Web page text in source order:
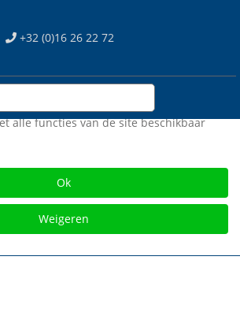
+32 (0)16 26 22 72
om de site en gebruikerservaring te
cookies). U kan zelf kiezen of u deze
of niet. Let op dat als u onze cookies
alle functies van de site beschikbaar
Ok
Weigeren